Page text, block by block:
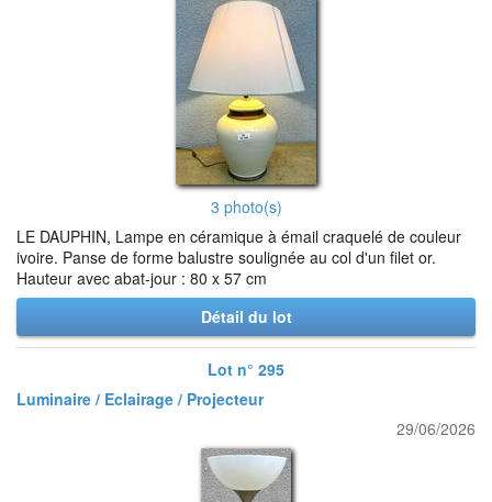
3 photo(s)
LE DAUPHIN, Lampe en céramique à émail craquelé de couleur
ivoire. Panse de forme balustre soulignée au col d'un filet or.
Hauteur avec abat-jour : 80 x 57 cm
Détail du lot
Lot n° 295
Luminaire / Eclairage / Projecteur
29/06/2026